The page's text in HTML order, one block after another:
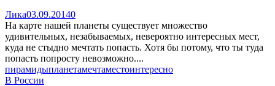
Лика03.09.20140
На карте нашей планеты существует множество
удивительных, незабываемых, невероятно интересных мест,
куда не стыдно мечтать попасть. Хотя бы потому, что ты туда
попасть попросту невозможно....
пирамидыпланетамечтаместоинтересно
В России